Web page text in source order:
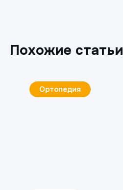
Похожие статьи
Ортопедия